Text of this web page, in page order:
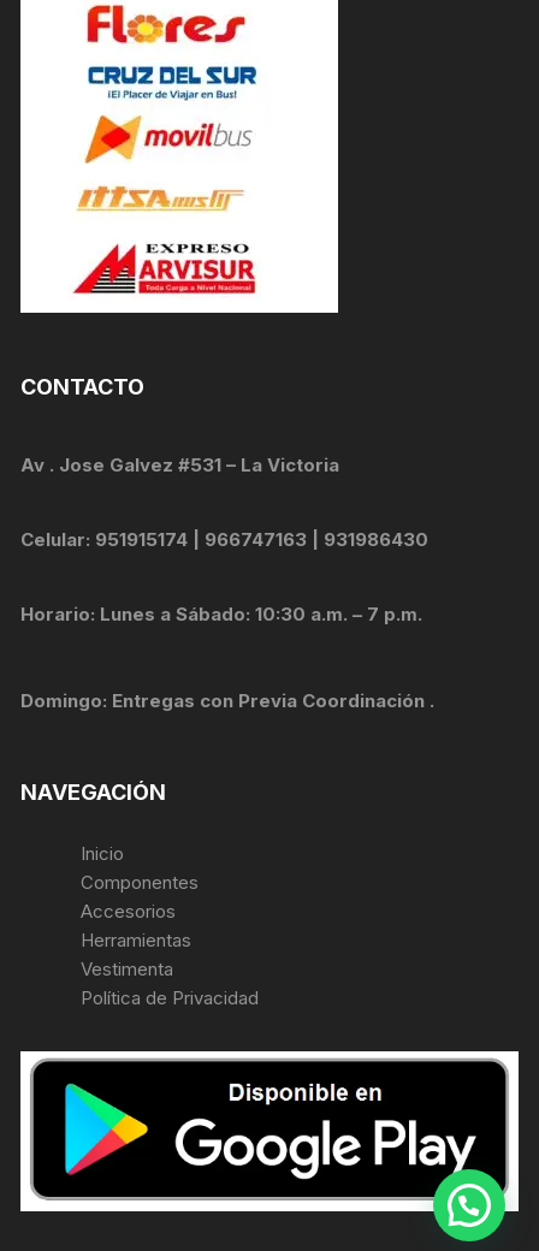
CONTACTO
Av . Jose Galvez #531 – La Victoria
Celular: 951915174 | 966747163 | 931986430
Horario: Lunes a Sábado: 10:30 a.m. – 7 p.m.
Domingo: Entregas con Previa Coordinación .
NAVEGACIÓN
Inicio
Componentes
Accesorios
Herramientas
Vestimenta
Política de Privacidad